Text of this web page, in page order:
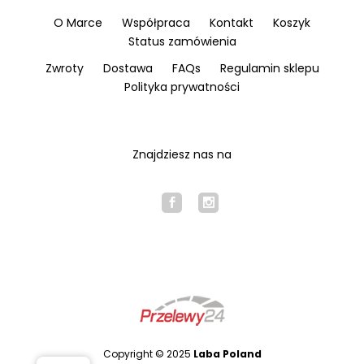
O Marce Współpraca Kontakt
Koszyk
Status zamówienia
Zwroty
Dostawa FAQs
Regulamin sklepu
Polityka prywatności
Znajdziesz nas na
Copyright © 2025 Laba Poland